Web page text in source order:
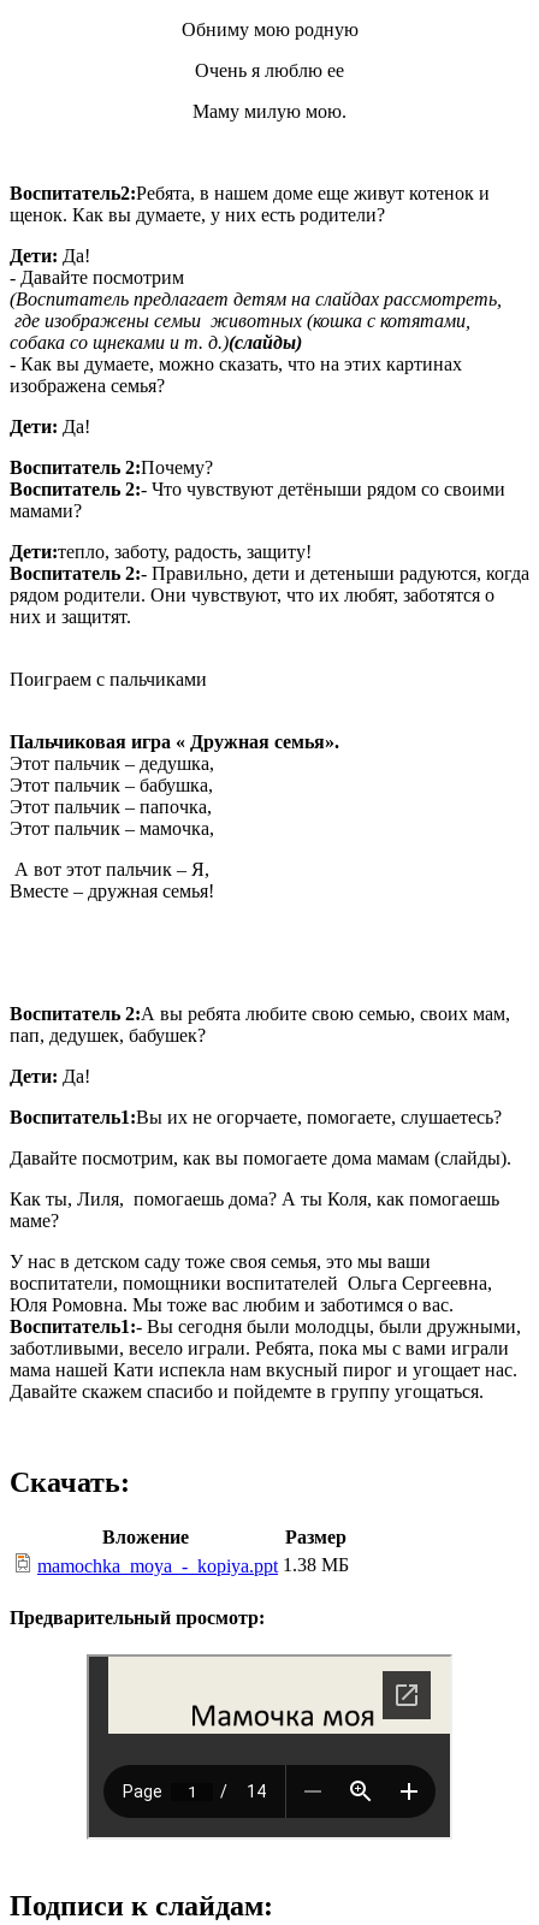
Обниму мою родную
Очень я люблю ее
Маму милую мою.
Воспитатель2:Ребята, в нашем доме еще живут котенок и
щенок. Как вы думаете, у них есть родители?
Дети: Да!
- Давайте посмотрим
(Воспитатель предлагает детям на слайдах рассмотреть,
где изображены семьи животных (кошка с котятами,
собака со щнеками и т. д.)(слайды)
- Как вы думаете, можно сказать, что на этих картинах
изображена семья?
Дети: Да!
Воспитатель 2:Почему?
Воспитатель 2:- Что чувствуют детёныши рядом со своими
мамами?
Дети:тепло, заботу, радость, защиту!
Воспитатель 2:- Правильно, дети и детеныши радуются, когда
рядом родители. Они чувствуют, что их любят, заботятся о
них и защитят.
Поиграем с пальчиками
Пальчиковая игра « Дружная семья».
Этот пальчик – дедушка,
Этот пальчик – бабушка,
Этот пальчик – папочка,
Этот пальчик – мамочка,
А вот этот пальчик – Я,
Вместе – дружная семья!
Воспитатель 2:А вы ребята любите свою семью, своих мам,
пап, дедушек, бабушек?
Дети: Да!
Воспитатель1:Вы их не огорчаете, помогаете, слушаетесь?
Давайте посмотрим, как вы помогаете дома мамам (слайды).
Как ты, Лиля, помогаешь дома? А ты Коля, как помогаешь
маме?
У нас в детском саду тоже своя семья, это мы ваши
воспитатели, помощники воспитателей Ольга Сергеевна,
Юля Ромовна. Мы тоже вас любим и заботимся о вас.
Воспитатель1:- Вы сегодня были молодцы, были дружными,
заботливыми, весело играли. Ребята, пока мы с вами играли
мама нашей Кати испекла нам вкусный пирог и угощает нас.
Давайте скажем спасибо и пойдемте в группу угощаться.
Скачать:
Вложение
Размер
mamochka_moya_-_kopiya.ppt 1.38 МБ
Предварительный просмотр:
Подписи к слайдам: